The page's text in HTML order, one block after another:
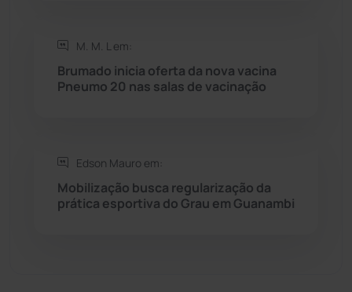
Sudoeste Baiano
Tanhaçu
M. M. L em:
Brumado inicia oferta da nova vacina
Pneumo 20 nas salas de vacinação
Edson Mauro em:
Mobilização busca regularização da
prática esportiva do Grau em Guanambi